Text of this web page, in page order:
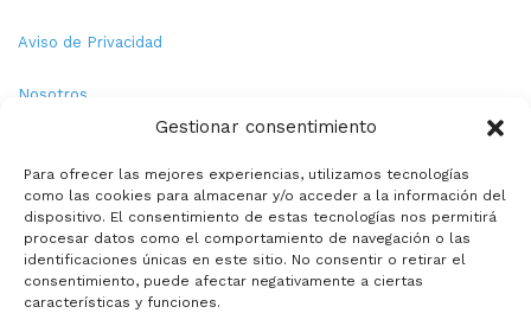
Gestionar consentimiento
Para ofrecer las mejores experiencias, utilizamos tecnologías
como las cookies para almacenar y/o acceder a la información del
dispositivo. El consentimiento de estas tecnologías nos permitirá
procesar datos como el comportamiento de navegación o las
identificaciones únicas en este sitio. No consentir o retirar el
consentimiento, puede afectar negativamente a ciertas
características y funciones.
Aviso de Privacidad
Nosotros
Política de Cookies
Contacto